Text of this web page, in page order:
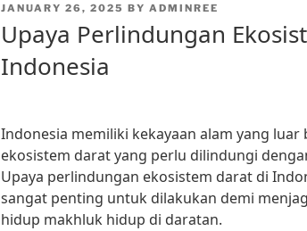
POSTED
JANUARY 26, 2025 BY ADMINREE
Upaya Perlindungan
Indonesia
Indonesia memiliki kekayaan alam yang luar
ekosistem darat yang perlu dilindungi
Upaya perlindungan ekosistem darat di
sangat penting untuk dilakukan demi
hidup makhluk hidup di daratan.